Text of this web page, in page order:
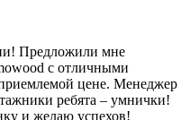
Предложили мне
с отличными
цене. Менеджер
ребята – умнички!
и желаю успехов!